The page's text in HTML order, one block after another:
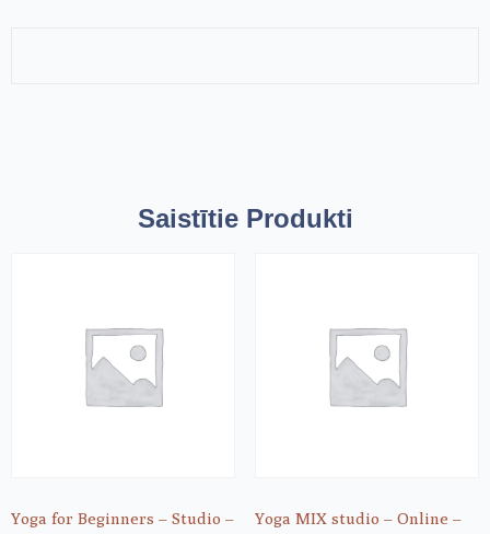
Saistītie Produkti
Yoga for Beginners – Studio –
Yoga MIX studio – Online –